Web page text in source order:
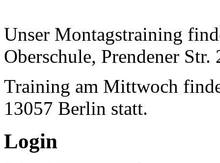
Unser Montagstraining
Oberschule, Prendener
Training am Mittwoch
13057 Berlin statt.
Login